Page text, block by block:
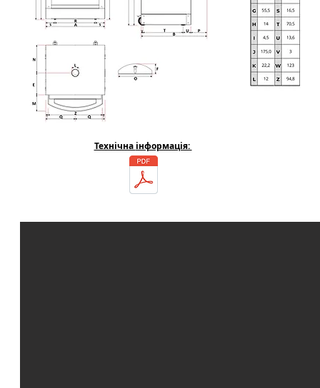
Технічна інформація: